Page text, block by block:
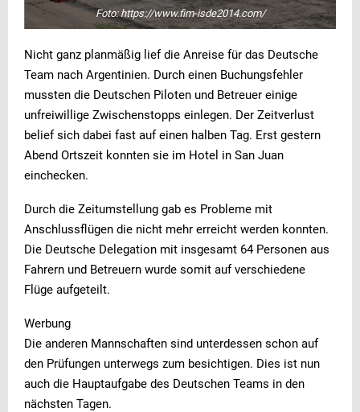
Foto: https://www.fim-isde2014.com/
Nicht ganz planmäßig lief die Anreise für das Deutsche
Team nach Argentinien. Durch einen Buchungsfehler
mussten die Deutschen Piloten und Betreuer einige
unfreiwillige Zwischenstopps einlegen. Der Zeitverlust
belief sich dabei fast auf einen halben Tag. Erst gestern
Abend Ortszeit konnten sie im Hotel in San Juan
einchecken.
Durch die Zeitumstellung gab es Probleme mit
Anschlussflügen die nicht mehr erreicht werden konnten.
Die Deutsche Delegation mit insgesamt 64 Personen aus
Fahrern und Betreuern wurde somit auf verschiedene
Flüge aufgeteilt.
Werbung
Die anderen Mannschaften sind unterdessen schon auf
den Prüfungen unterwegs zum besichtigen. Dies ist nun
auch die Hauptaufgabe des Deutschen Teams in den
nächsten Tagen.